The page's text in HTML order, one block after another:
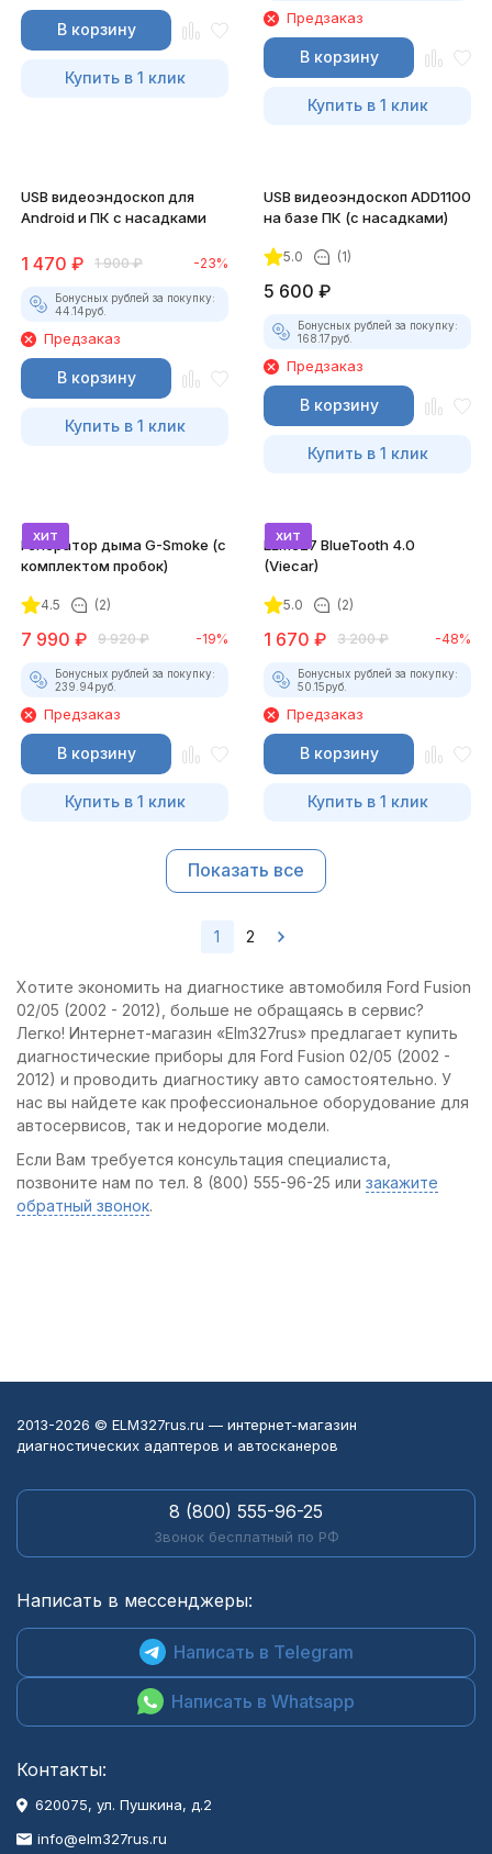
В корзину
Купить в 1 клик
Предзаказ
В корзину
Купить в 1 клик
USB видеоэндоскоп для
Android и ПК с насадками
1 470 ₽ 1 900 ₽ -23%
Бонусных рублей за покупку:
44.14руб.
Предзаказ
В корзину
Купить в 1 клик
USB видеоэндоскоп ADD1100
на базе ПК (с насадками)
5.0 (1)
5 600 ₽
Бонусных рублей за покупку:
168.17руб.
Предзаказ
В корзину
Купить в 1 клик
хит
Генератор дыма G-Smoke (c
комплектом пробок)
4.5 (2)
7 990 ₽ 9 920 ₽ -19%
Бонусных рублей за покупку:
239.94руб.
Предзаказ
В корзину
Купить в 1 клик
хит
ELM327 BlueTooth 4.0
(Viecar)
5.0 (2)
1 670 ₽ 3 200 ₽ -48%
Бонусных рублей за покупку:
50.15руб.
Предзаказ
В корзину
Купить в 1 клик
Показать все
1 2
Хотите экономить на диагностике автомобиля Ford Fusion
02/05 (2002 - 2012), больше не обращаясь в сервис?
Легко! Интернет-магазин «Elm327rus» предлагает купить
диагностические приборы для Ford Fusion 02/05 (2002 -
2012) и проводить диагностику авто самостоятельно. У
нас вы найдете как профессиональное оборудование для
автосервисов, так и недорогие модели.
Если Вам требуется консультация специалиста,
позвоните нам по тел. 8 (800) 555-96-25 или закажите
обратный звонок.
2013-2026 © ELM327rus.ru — интернет-магазин
диагностических адаптеров и автосканеров
8 (800) 555-96-25
Звонок бесплатный по РФ
Написать в мессенджеры:
Написать в Telegram
Написать в Whatsapp
Контакты:
620075, ул. Пушкина, д.2
info@elm327rus.ru